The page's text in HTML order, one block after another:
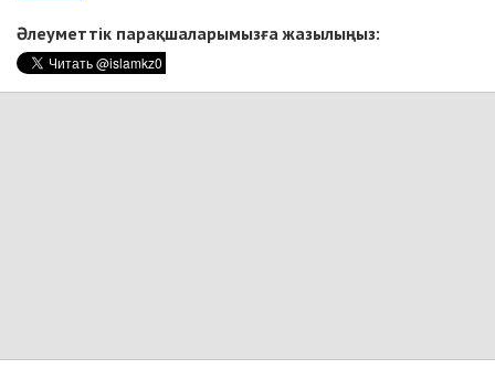
Әлеуметтік парақшаларымызға жазылыңыз: